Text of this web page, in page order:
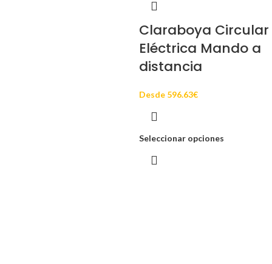
Claraboya Circular
Eléctrica Mando a
distancia
Desde 596.63€
Seleccionar opciones